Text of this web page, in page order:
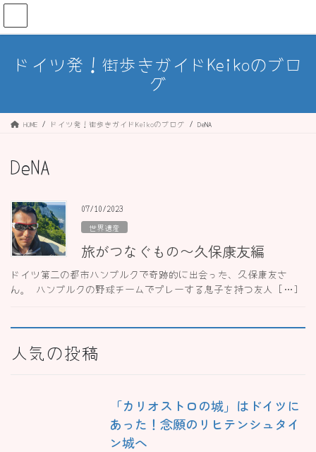
コ
テ
キ
ナ
ゲ
に
ドイツ発！街歩きガイドKeikoのブロ
グ
HOME ドイツ発！街歩きガイドKeikoのブログ DeNA
DeNA
07/10/2023
世界遺産
旅がつなぐもの〜久保康友編
ドイツ第二の都市ハンブルクで奇跡的に出会った、久保康友さ
ん。 ハンブルクの野球チームでプレーする息子を持つ友人 […]
人気の投稿
「カリオストロの城」はドイツに
あった！念願のリヒテンシュタイ
ン城へ